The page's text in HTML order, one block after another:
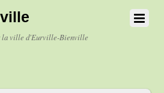
la ville d'Eurville-Bienville